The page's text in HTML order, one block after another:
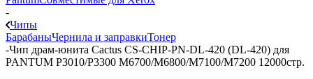
-
Чипы
БарабаныЧернила и заправкиТонер
-Чип драм-юнита Cactus CS-CHIP-PN-DL-420 (DL-420) для
PANTUM P3010/P3300 M6700/M6800/M7100/M7200 12000стр.